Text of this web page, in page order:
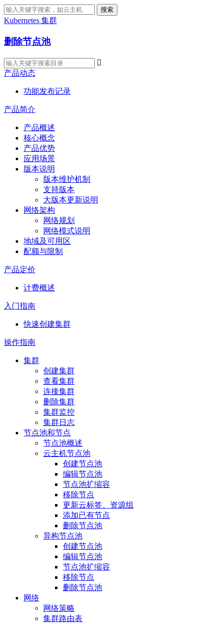
搜索
Kubernetes 集群
删除节点池

产品动态
功能发布记录
产品简介
产品概述
核心概念
产品优势
应用场景
版本说明
版本维护机制
支持版本
大版本更新说明
网络架构
网络规划
网络模式说明
地域及可用区
配额与限制
产品定价
计费概述
入门指南
快速创建集群
操作指南
集群
创建集群
查看集群
连接集群
删除集群
集群监控
集群日志
节点池和节点
节点池概述
云主机节点池
创建节点池
编辑节点池
节点池扩缩容
移除节点
更新云标签、资源组
添加已有节点
删除节点池
异构节点池
创建节点池
编辑节点池
节点池扩缩容
移除节点
删除节点池
网络
网络策略
集群路由表